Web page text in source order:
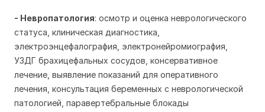
- Невропатология: осмотр и оценка неврологического
статуса, клиническая диагностика,
электроэнцефалография, электронейромиография,
УЗДГ брахицефальных сосудов, консервативное
лечение, выявление показаний для оперативного
лечения, консультация беременных с неврологической
патологией, паравертебральные блокады